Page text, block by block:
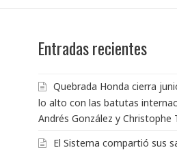
Entradas recientes
Quebrada Honda cierra
lo alto con las batutas
Andrés González y Christophe
El Sistema compartió sus